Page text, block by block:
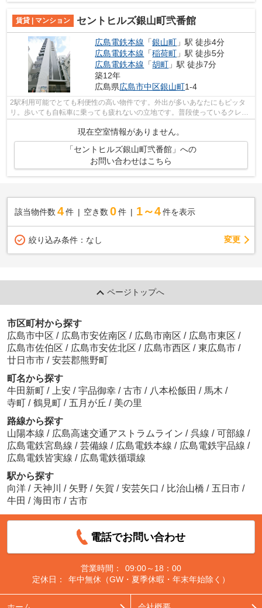
賃貸 | マンション セントヒルズ銀山町弐番館
広島電鉄本線 「銀山町 」駅 徒歩4分
広島電鉄本線 「稲荷町 」駅 徒歩5分
広島電鉄本線 「胡町 」駅 徒歩7分
築12年
広島県広島市中区銀山町1-4
2駅利用可能でとても利便性の高い物件です。外出が多いあなたにもピッタ
リ。歩いても自転車に乗っても疲れないの立地です。普段使っているクレジ
現在空室情報がありません。
「セントヒルズ銀山町弐番館」への
お問い合わせはこちら
該当物件数 4件 空き数 0 件 1～4 件を表示
絞り込み条件： なし 変更
ページトップへ
市区町村から探す
広島市中区 / 広島市安佐南区 / 広島市南区 / 広島市東区 /
広島市佐伯区 / 広島市安佐北区 / 広島市西区 / 東広島市 /
廿日市市 / 安芸郡熊野町
町名から探す
牛田新町 / 上安 / 宇品御幸 / 古市 / 八本松飯田 / 馬木 /
寺町 / 鶴見町 / 五月が丘 / 美の里
路線から探す
山陽本線 / 広島高速交通アストラムライン / 呉線 / 可部線 /
広島電鉄宮島線 / 芸備線 / 広島電鉄本線 / 広島電鉄宇品線 /
広島電鉄皆実線 / 広島電鉄循環線
駅から探す
向洋 / 天神川 / 矢野 / 矢賀 / 安芸矢口 / 比治山橋 / 五日市 /
牛田 / 海田市 / 古市
電話でお問い合わせ
営業時間：
09:00～18：00
定休日：
年中無休（GW・夏季休暇・年末年始除く）